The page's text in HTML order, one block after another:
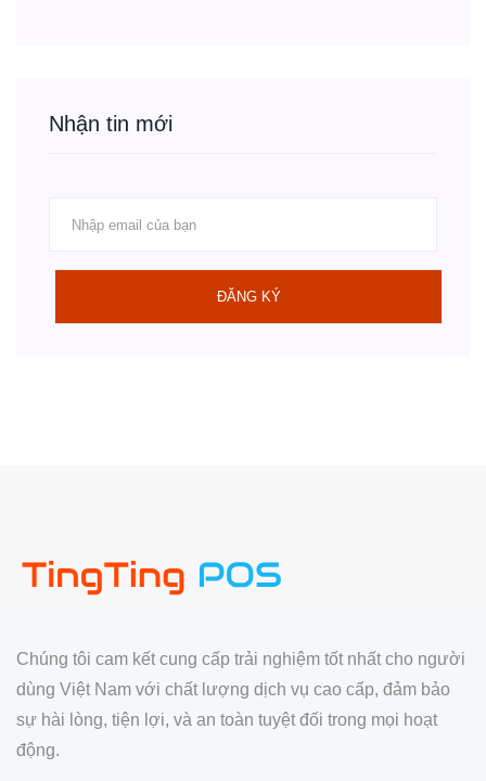
Nhận tin mới
ĐĂNG KÝ
Chúng tôi cam kết cung cấp trải nghiệm tốt nhất cho người
dùng Việt Nam với chất lượng dịch vụ cao cấp, đảm bảo
sự hài lòng, tiện lợi, và an toàn tuyệt đối trong mọi hoạt
động.